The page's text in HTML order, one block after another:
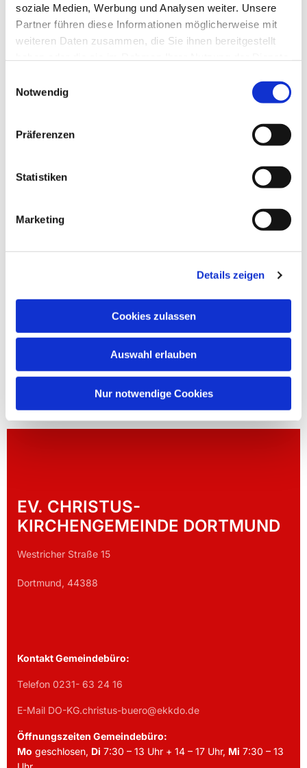
soziale Medien, Werbung und Analysen weiter. Unsere
Partner führen diese Informationen möglicherweise mit
weiteren Daten zusammen, die Sie ihnen bereitgestellt
Notwendig
Präferenzen
Statistiken
Marketing
Details zeigen
Cookies zulassen
Auswahl erlauben
Nur notwendige Cookies
Dies könnte Sie auch
EV. CHRISTUS-
KIRCHENGEMEINDE DORTMUND
Westricher Straße 15
Dortmund, 44388
Kontakt Gemeindebüro:
Telefon 0231- 63 24 16
E-Mail DO-KG.christus-buero@ekkdo.de
Öffnungszeiten Gemeindebüro:
Mo geschlosen, Di 7:30 – 13 Uhr + 14 – 17 Uhr, Mi 7:30 – 13